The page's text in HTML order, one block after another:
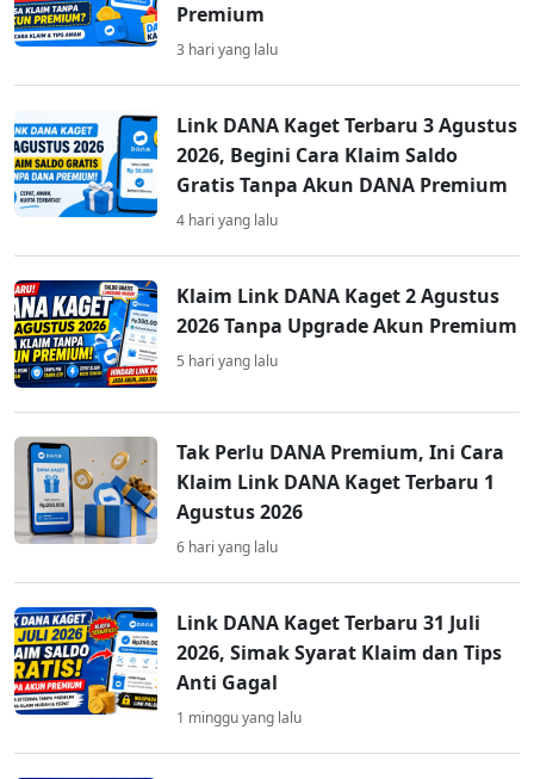
Premium
3 hari yang lalu
Link DANA Kaget Terbaru 3 Agustus
2026, Begini Cara Klaim Saldo
Gratis Tanpa Akun DANA Premium
4 hari yang lalu
Klaim Link DANA Kaget 2 Agustus
2026 Tanpa Upgrade Akun Premium
5 hari yang lalu
Tak Perlu DANA Premium, Ini Cara
Klaim Link DANA Kaget Terbaru 1
Agustus 2026
6 hari yang lalu
Link DANA Kaget Terbaru 31 Juli
2026, Simak Syarat Klaim dan Tips
Anti Gagal
1 minggu yang lalu